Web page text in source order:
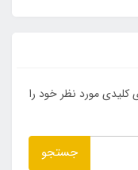
مورد نظر خود را
جستجو